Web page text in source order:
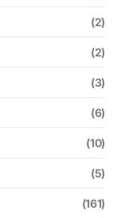
(2)
(2)
(3)
(6)
(10)
(5)
(161)